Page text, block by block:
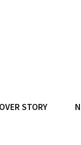
STORY